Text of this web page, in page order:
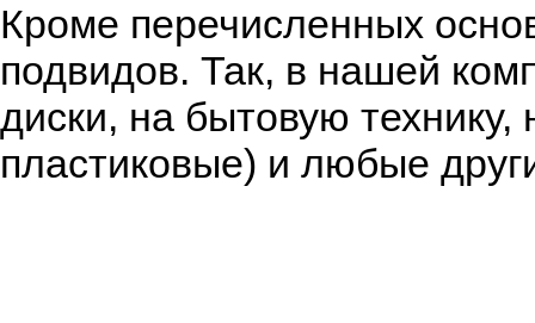
Кроме перечисленных
подвидов. Так, в нашей
диски, на бытовую технику,
пластиковые) и любые